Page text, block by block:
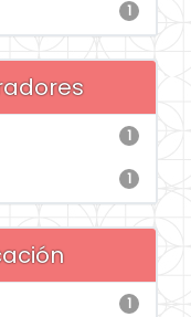
1
1
1
1